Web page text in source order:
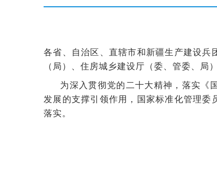
各省、自治区、直辖市和新疆生产建设
（局）、住房城乡建设厅（委、管委、
为深入贯彻党的二十大精神，落实《
发展的支撑引领作用，国家标准化管理
落实。